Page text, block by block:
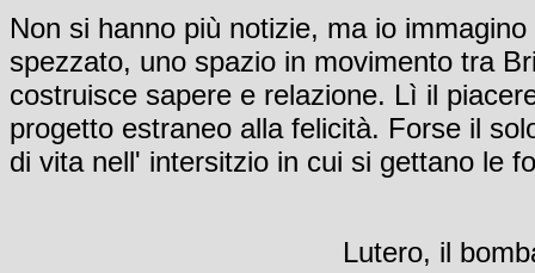
Non si hanno più notizie, ma io
spezzato, uno spazio in movimento tra
costruisce sapere e relazione. Lì il
progetto estraneo alla felicità. Forse il
di vita nell' intersitzio in cui si gettano le
Lutero, il